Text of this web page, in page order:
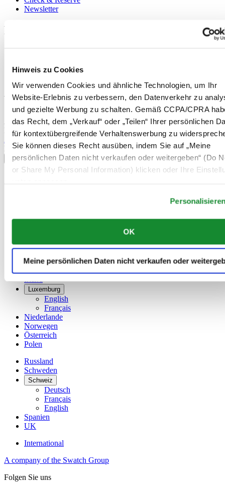
Hinweis zu Cookies
Wir verwenden Cookies und ähnliche Technologien, um Ihr
Website-Erlebnis zu verbessern, den Datenverkehr zu
und gezielte Werbung zu schalten. Gemäß CCPA/CPRA
das Recht, dem „Verkauf“ oder „Teilen“ Ihrer persönlichen
für kontextübergreifende Verhaltenswerbung zu
Sie können dieses Recht ausüben, indem Sie auf „Meine
persönlichen Daten nicht verkaufen oder weitergeben“ (Do
or Share My Personal Information) klicken oder Ihre
OK
Meine persönlichen Daten nicht verkaufen oder
Newsletter
Rechtliches
Hinweis zu Cookies
Willkommen im CERTINA Club
Abonnieren Sie unseren Newsletter und erhalten Sie exklusive
Information
Land/Region auswählen
Sprachumschalter
Deutschland
France
Luxemburg
English
Français
Niederlande
Norwegen
Österreich
Polen
Russland
Schweden
Schweiz
Deutsch
Français
English
Spanien
UK
International
A company of the Swatch Group
Folgen Sie uns